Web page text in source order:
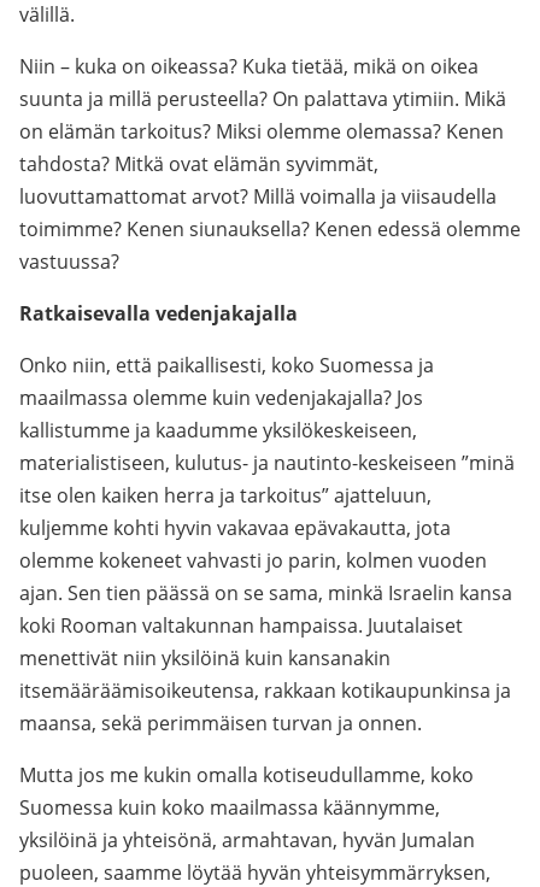
välillä.
Niin – kuka on oikeassa? Kuka tietää, mikä on oikea
suunta ja millä perusteella? On palattava ytimiin. Mikä
on elämän tarkoitus? Miksi olemme olemassa? Kenen
tahdosta? Mitkä ovat elämän syvimmät,
luovuttamattomat arvot? Millä voimalla ja viisaudella
toimimme? Kenen siunauksella? Kenen edessä olemme
vastuussa?
Ratkaisevalla vedenjakajalla
Onko niin, että paikallisesti, koko Suomessa ja
maailmassa olemme kuin vedenjakajalla? Jos
kallistumme ja kaadumme yksilökeskeiseen,
materialistiseen, kulutus- ja nautinto-keskeiseen ”minä
itse olen kaiken herra ja tarkoitus” ajatteluun,
kuljemme kohti hyvin vakavaa epävakautta, jota
olemme kokeneet vahvasti jo parin, kolmen vuoden
ajan. Sen tien päässä on se sama, minkä Israelin kansa
koki Rooman valtakunnan hampaissa. Juutalaiset
menettivät niin yksilöinä kuin kansanakin
itsemääräämisoikeutensa, rakkaan kotikaupunkinsa ja
maansa, sekä perimmäisen turvan ja onnen.
Mutta jos me kukin omalla kotiseudullamme, koko
Suomessa kuin koko maailmassa käännymme,
yksilöinä ja yhteisönä, armahtavan, hyvän Jumalan
puoleen, saamme löytää hyvän yhteisymmärryksen,